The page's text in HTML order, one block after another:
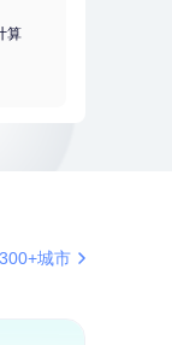
器—L07
算
城市